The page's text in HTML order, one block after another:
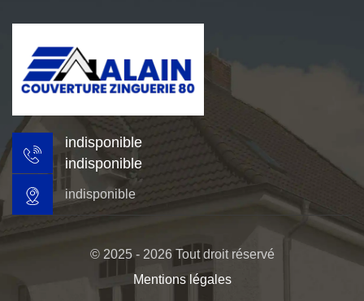
indisponible
indisponible
indisponible
© 2025 - 2026 Tout droit réservé
Mentions légales